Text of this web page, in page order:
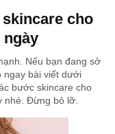
cho
ngày
Nếu bạn đang sở
ngay bài viết dưới
bước skincare cho
nhé. Đừng bỏ lỡ.